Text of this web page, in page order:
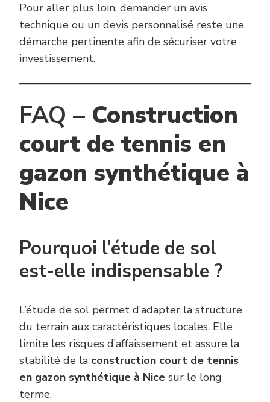
Pour aller plus loin, demander un avis
technique ou un devis personnalisé reste une
démarche pertinente afin de sécuriser votre
investissement.
FAQ – Construction
court de tennis en
gazon synthétique à
Nice
Pourquoi l’étude de sol
est-elle indispensable ?
L’étude de sol permet d’adapter la structure
du terrain aux caractéristiques locales. Elle
limite les risques d’affaissement et assure la
stabilité de la construction court de tennis
en gazon synthétique à Nice sur le long
terme.